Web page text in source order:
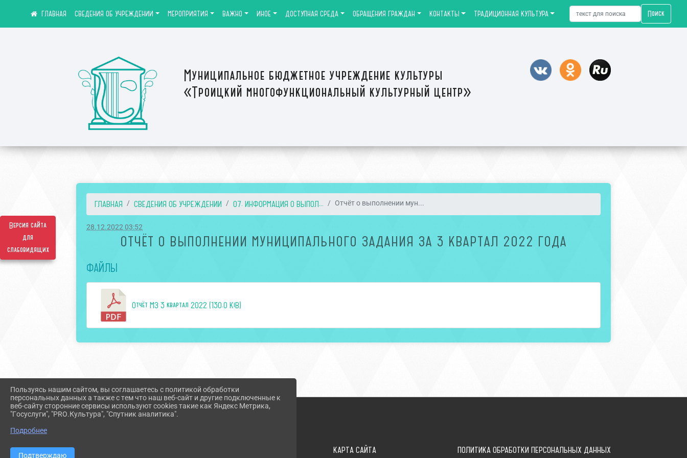
Версия сайта
для
слабовидящих
Муниципальное бюджетное учреждение культуры
«Троицкий многофункциональный культурный центр»
СВЕДЕНИЯ ОБ УЧРЕЖДЕНИИ МЕРОПРИЯТИЯ ВАЖНО ИНОЕ ДОСТУПНАЯ СРЕДА ОБРАЩЕНИЯ ГРАЖДАН КОНТАКТЫ ТРАДИЦИОННАЯ КУЛЬТУРА Поиск
ГЛАВНАЯ СВЕДЕНИЯ ОБ УЧРЕЖДЕНИИ 07. ИНФОРМАЦИЯ О ВЫПОЛ... Отчёт о выполнении мун...
28.12.2022 03:52
ОТЧЁТ О ВЫПОЛНЕНИИ МУНИЦИПАЛЬНОГО ЗАДАНИЯ ЗА 3 КВАРТАЛ 2022 ГОДА
ФАЙЛЫ
Отчёт МЗ 3 квартал 2022 (130.0 KiB)
КАРТА САЙТА ПОЛИТИКА ОБРАБОТКИ ПЕРСОНАЛЬНЫХ ДАННЫХ
Пользуясь нашим сайтом, вы соглашаетесь с политикой обработки
персональных данных а также с тем что наш веб-сайт и другие подключенные к
веб-сайту сторонние сервисы используют cookies такие как Яндекс Метрика,
"Госуслуги", "PRO.Культура", "Спутник аналитика".
Подробнее
Подтверждаю